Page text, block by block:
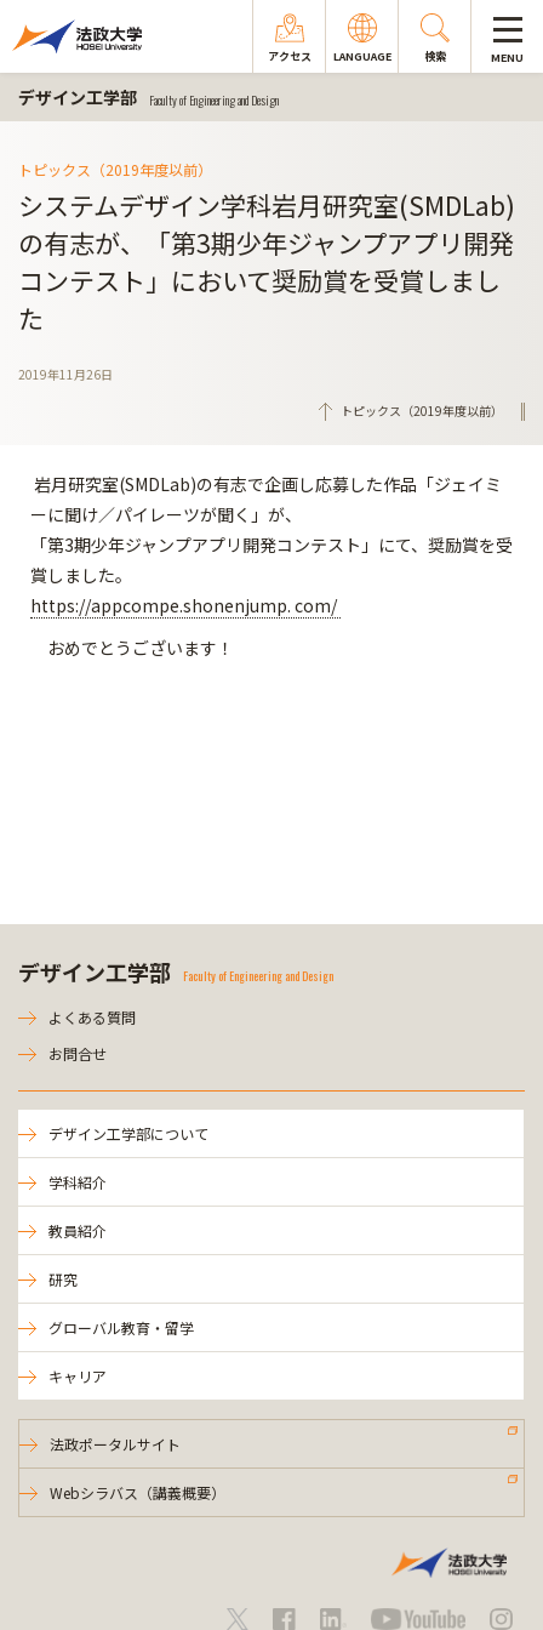
アクセス LANGUAGE 検索 MENU
デザイン工学部 Faculty of Engineering and Design
トピックス（2019年度以前）
システムデザイン学科岩月研究室(SMDLab)
の有志が、「第3期少年ジャンプアプリ開発
コンテスト」において奨励賞を受賞しまし
た
2019年11月26日
トピックス（2019年度以前）
岩月研究室(SMDLab)の有志で企画し応募した作品「ジェイミ
ーに聞け／パイレーツが聞く」が、
「第3期少年ジャンプアプリ開発コンテスト」にて、奨励賞を受
賞しました。
https://appcompe.shonenjump. com/
おめでとうございます！
デザイン工学部 Faculty of Engineering and Design
よくある質問
お問合せ
デザイン工学部について
学科紹介
教員紹介
研究
グローバル教育・留学
キャリア
法政ポータルサイト
Webシラバス（講義概要）